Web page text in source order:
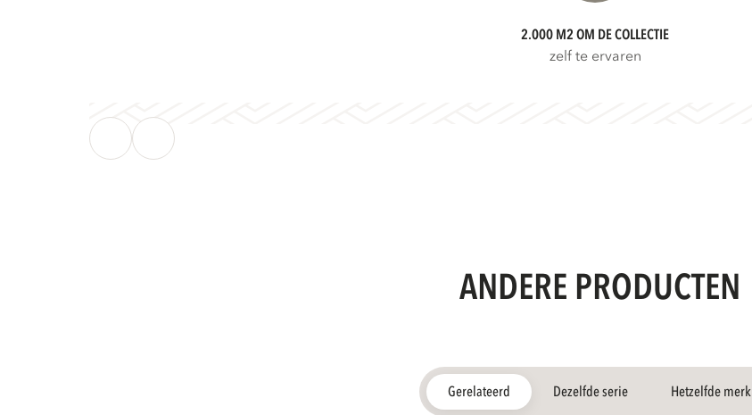
2.000 M2 OM DE COLLECTIE
zelf te ervaren
ANDERE PRODUCTEN
Gerelateerd Dezelfde serie Hetzelfde merk